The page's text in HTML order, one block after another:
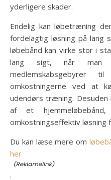
yderligere skader.
Endelig kan løbetræning
fordelagtig løsning på lang
løbebånd kan virke stor i
lang sigt, når man
medlemskabsgebyrer
omkostningerne ved at
udendørs træning. Desuden
af et
omkostningseffektiv løsning
Du kan læse mere om
her
.